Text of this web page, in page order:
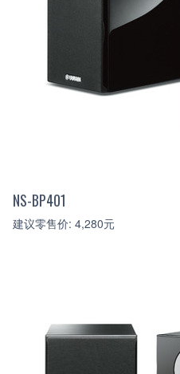
NS-BP401
建议零售价: 4,280元